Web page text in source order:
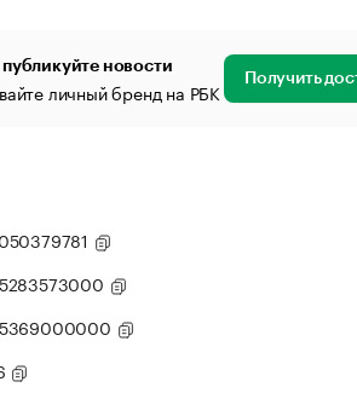
новости
личный бренд на РБК Получить